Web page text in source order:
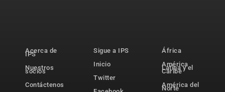
Acerca de
IPS
Nuestros
socios
Contáctenos
Sigue a IPS
Inicio
Twitter
África
América
Latina y el
Caribe
América del
Norte